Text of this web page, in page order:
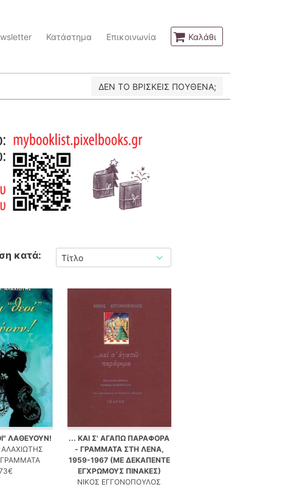
Κατάστημα Επικοινωνία Καλάθι
ΔΕΝ ΤΟ ΒΡΙΣΚΕΙΣ ΠΟΥΘΕΝΑ;
κατά:
ΛΑΘΕΥΟΥΝ!
ΓΡΑΜΜΑΤΑ
... ΚΑΙ Σ' ΑΓΑΠΩ ΠΑΡΑΦΟΡΑ
- ΓΡΑΜΜΑΤΑ ΣΤΗ ΛΕΝΑ,
1959-1967 (ΜΕ ΔΕΚΑΠΕΝΤΕ
ΕΓΧΡΩΜΟΥΣ ΠΙΝΑΚΕΣ)
ΝΙΚΟΣ ΕΓΓΟΝΟΠΟΥΛΟΣ